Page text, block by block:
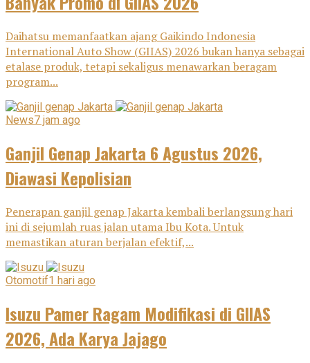
Daihatsu memanfaatkan ajang Gaikindo Indonesia
International Auto Show (GIIAS) 2026 bukan hanya sebagai
etalase produk, tetapi sekaligus menawarkan beragam
program...
News7 jam ago
Ganjil Genap Jakarta 6 Agustus 2026,
Diawasi Kepolisian
Penerapan ganjil genap Jakarta kembali berlangsung hari
ini di sejumlah ruas jalan utama Ibu Kota. Untuk
memastikan aturan berjalan efektif,...
Otomotif1 hari ago
Isuzu Pamer Ragam Modifikasi di GIIAS
2026, Ada Karya Jajago